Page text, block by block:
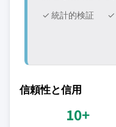
✓ 統計的検証
✓
信頼性と信用
10+